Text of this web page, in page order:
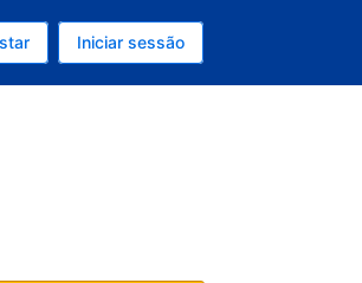
Iniciar sessão